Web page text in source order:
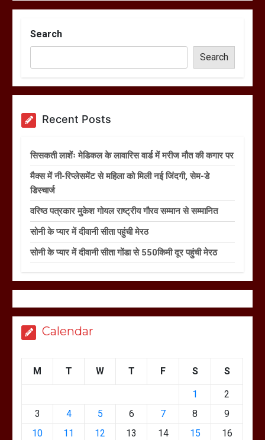
Search
Search
Recent Posts
सिसकती लाशेंः मेडिकल के लावारिस वार्ड में मरीज मौत की कगार पर
मैक्स में नी-रिप्लेसमेंट से महिला को मिली नई जिंदगी, सेम-डे
डिस्चार्ज
वरिष्ठ पत्रकार मुकेश गोयल राष्ट्रीय गौरव सम्मान से सम्मानित
सोनी के प्यार में दीवानी सीता पहुंची मेरठ
सोनी के प्यार में दीवानी सीता गोंडा से 550किमी दूर पहुंची मेरठ
Calendar
M T W T F S S
1
2
3
4 5 6 7 8
9
10
11 12 13 14 15
16